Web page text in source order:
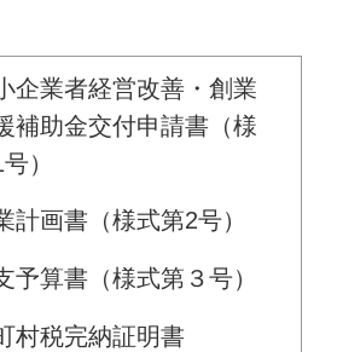
企業者経営改善・創業
補助金交付申請書（様
）
計画書（様式第2号）
予算書（様式第３号）
村税完納証明書